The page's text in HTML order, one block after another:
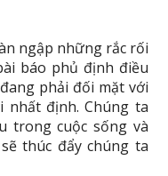
ngập những rắc rối
báo phủ định điều
phải đối mặt với
nhất định. Chúng ta
trong cuộc sống và
thúc đẩy chúng ta